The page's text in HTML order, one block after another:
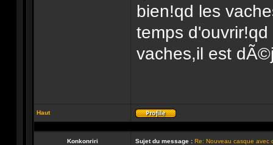
bien!qd les
temps
vaches,il est
Haut
Profil
Konkonriri Sujet du message : Re: Nouveau casque avec